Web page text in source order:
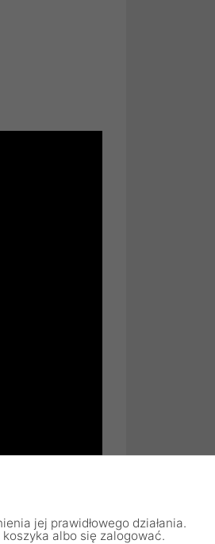
jej prawidłowego działania.
albo się zalogować.